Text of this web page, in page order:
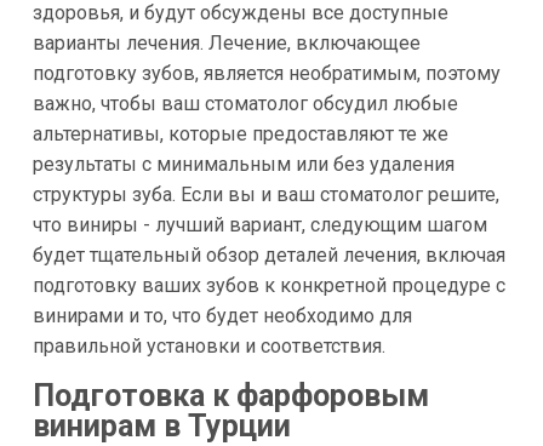
здоровья, и будут обсуждены все доступные
варианты лечения. Лечение, включающее
подготовку зубов, является необратимым, поэтому
важно, чтобы ваш стоматолог обсудил любые
альтернативы, которые предоставляют те же
результаты с минимальным или без удаления
структуры зуба. Если вы и ваш стоматолог решите,
что виниры - лучший вариант, следующим шагом
будет тщательный обзор деталей лечения, включая
подготовку ваших зубов к конкретной процедуре с
винирами и то, что будет необходимо для
правильной установки и соответствия.
Подготовка к фарфоровым
винирам в Турции